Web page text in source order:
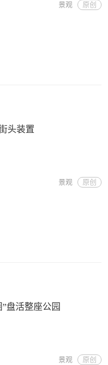
景观 原创
头装置
景观 原创
盘活整座公园
景观 原创